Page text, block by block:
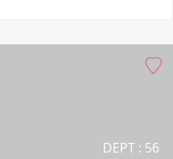
DEPT : 56